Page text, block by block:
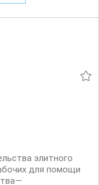
элитного
для помощи